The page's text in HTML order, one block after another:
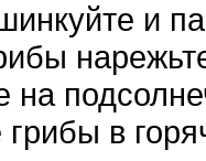
и
на
в